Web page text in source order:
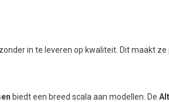
in te leveren op kwaliteit. Dit maakt
biedt een breed scala aan modellen. De